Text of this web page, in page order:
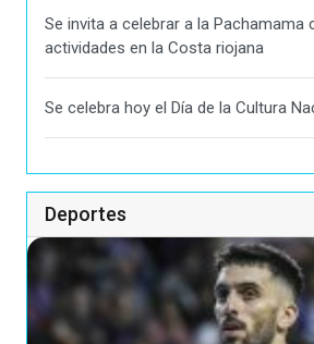
Se invita a celebrar a la Pachamama
actividades en la Costa riojana
Se celebra hoy el Día de la Cultura
Deportes